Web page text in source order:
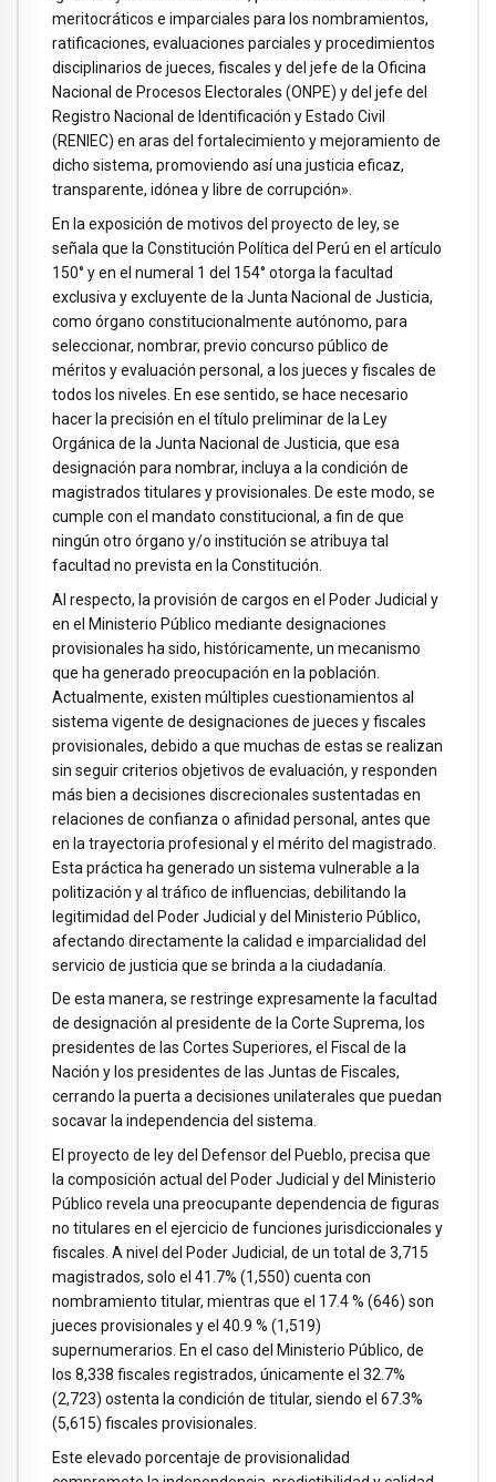
meritocráticos e imparciales para los nombramientos,
ratificaciones, evaluaciones parciales y procedimientos
disciplinarios de jueces, fiscales y del jefe de la Oficina
Nacional de Procesos Electorales (ONPE) y del jefe del
Registro Nacional de Identificación y Estado Civil
(RENIEC) en aras del fortalecimiento y mejoramiento de
dicho sistema, promoviendo así una justicia eficaz,
transparente, idónea y libre de corrupción».
En la exposición de motivos del proyecto de ley, se
señala que la Constitución Política del Perú en el artículo
150° y en el numeral 1 del 154° otorga la facultad
exclusiva y excluyente de la Junta Nacional de Justicia,
como órgano constitucionalmente autónomo, para
seleccionar, nombrar, previo concurso público de
méritos y evaluación personal, a los jueces y fiscales de
todos los niveles. En ese sentido, se hace necesario
hacer la precisión en el título preliminar de la Ley
Orgánica de la Junta Nacional de Justicia, que esa
designación para nombrar, incluya a la condición de
magistrados titulares y provisionales. De este modo, se
cumple con el mandato constitucional, a fin de que
ningún otro órgano y/o institución se atribuya tal
facultad no prevista en la Constitución.
Al respecto, la provisión de cargos en el Poder Judicial y
en el Ministerio Público mediante designaciones
provisionales ha sido, históricamente, un mecanismo
que ha generado preocupación en la población.
Actualmente, existen múltiples cuestionamientos al
sistema vigente de designaciones de jueces y fiscales
provisionales, debido a que muchas de estas se realizan
sin seguir criterios objetivos de evaluación, y responden
más bien a decisiones discrecionales sustentadas en
relaciones de confianza o afinidad personal, antes que
en la trayectoria profesional y el mérito del magistrado.
Esta práctica ha generado un sistema vulnerable a la
politización y al tráfico de influencias, debilitando la
legitimidad del Poder Judicial y del Ministerio Público,
afectando directamente la calidad e imparcialidad del
servicio de justicia que se brinda a la ciudadanía.
De esta manera, se restringe expresamente la facultad
de designación al presidente de la Corte Suprema, los
presidentes de las Cortes Superiores, el Fiscal de la
Nación y los presidentes de las Juntas de Fiscales,
cerrando la puerta a decisiones unilaterales que puedan
socavar la independencia del sistema.
El proyecto de ley del Defensor del Pueblo, precisa que
la composición actual del Poder Judicial y del Ministerio
Público revela una preocupante dependencia de figuras
no titulares en el ejercicio de funciones jurisdiccionales y
fiscales. A nivel del Poder Judicial, de un total de 3,715
magistrados, solo el 41.7% (1,550) cuenta con
nombramiento titular, mientras que el 17.4 % (646) son
jueces provisionales y el 40.9 % (1,519)
supernumerarios. En el caso del Ministerio Público, de
los 8,338 fiscales registrados, únicamente el 32.7%
(2,723) ostenta la condición de titular, siendo el 67.3%
(5,615) fiscales provisionales.
Este elevado porcentaje de provisionalidad